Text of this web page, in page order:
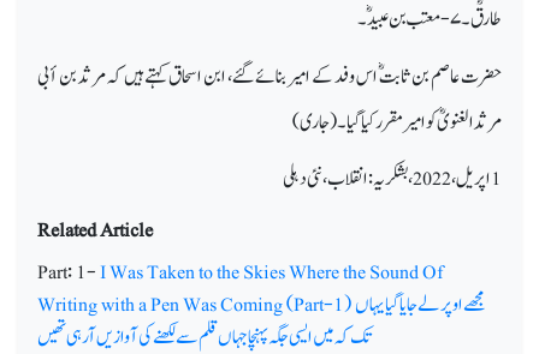
طارقؓ۔۷- معتب بن عبیدؓ۔
حضرت عاصم بن ثابتؓ اس وفد کے امیر بنائے گئے، ابن اسحاق کہتے ہیں کہ مرثد بن أبی
مرثد الغنویؓ کو امیر مقرر کیا گیا۔ (جاری)
1 اپریل، 2022 ، بشکریہ : انقلاب ، نئی دہلی
Related Article
Part: 1-I Was Taken to the Skies Where the Sound Of
Writing with a Pen Was Coming (Part-1)مجھے اوپر لے جایا گیا یہاں
تک کہ میں ایسی جگہ پہنچا جہاں قلم سے لکھنے کی آوازیں آرہی تھیں